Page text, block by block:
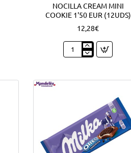
NOCILLA CREAM MINI
COOKIE 1'50 EUR (12UDS)
12,28€
Nocilla